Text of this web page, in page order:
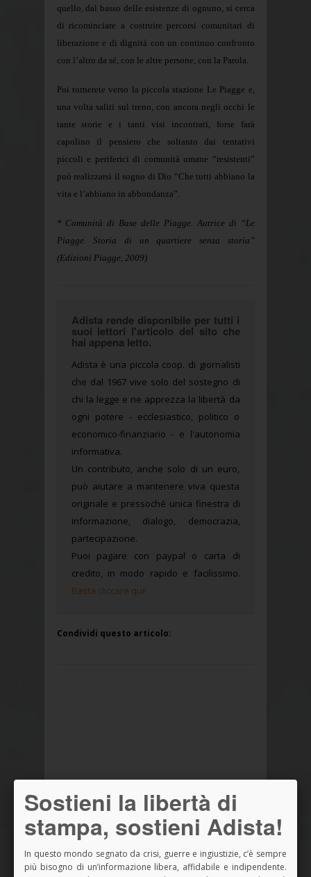
quello, dal basso delle esistenze di ognuno, si cerca
di ricominciare a costruire percorsi comunitari di
liberazione e di dignità con un continuo confronto
con l’altro da sé, con le altre persone, con la Parola.
Poi tornerete verso la piccola stazione Le Piagge e,
una volta saliti sul treno, con ancora negli occhi le
tante storie e i tanti visi incontrati, forse farà
capolino il pensiero che soltanto dai tentativi
piccoli e periferici di comunità umane “resistenti”
può realizzarsi il sogno di Dio “Che tutti abbiano la
vita e l’abbiano in abbondanza”.
* Comunità di Base delle Piagge. Autrice di “Le
Piagge. Storia di un quartiere senza storia”
(Edizioni Piagge, 2009)
Adista rende disponibile per tutti i
suoi lettori l'articolo del sito che
hai appena letto.
Adista è una piccola coop. di giornalisti
che dal 1967 vive solo del sostegno di
chi la legge e ne apprezza la libertà da
ogni potere - ecclesiastico, politico o
economico-finanziario - e l'autonomia
informativa.
Un contributo, anche solo di un euro,
può aiutare a mantenere viva questa
originale e pressoché unica finestra di
informazione, dialogo, democrazia,
partecipazione.
Puoi pagare con paypal o carta di
credito, in modo rapido e facilissimo.
Basta cliccare qui!
Condividi questo articolo:
Sostieni la libertà di
stampa, sostieni Adista!
In questo mondo segnato da crisi, guerre e ingiustizie, c’è sempre
più bisogno di un’informazione libera, affidabile e indipendente.